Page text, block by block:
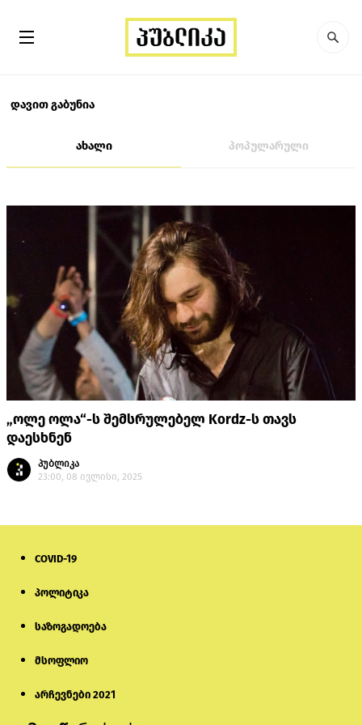
დავით გაბუნია
ახალი პოპულარული
„ოლე ოლა“-ს შემსრულებელ Kordz-ს თავს
დაესხნენ
პუბლიკა
23:00, 08 ივლისი, 2025
COVID-19
პოლიტიკა
საზოგადოება
მსოფლიო
არჩევნები 2021